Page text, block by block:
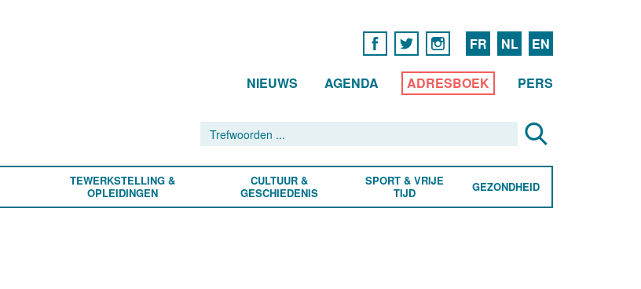
FR NL EN
NIEUWS AGENDA ADRESBOEK PERS
TEWERKSTELLING &
OPLEIDINGEN
CULTUUR &
GESCHIEDENIS
SPORT & VRIJE
TIJD
GEZONDHEID